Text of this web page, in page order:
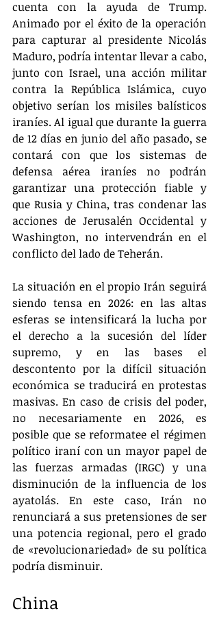
cuenta con la ayuda de Trump.
Animado por el éxito de la operación
para capturar al presidente Nicolás
Maduro, podría intentar llevar a cabo,
junto con Israel, una acción militar
contra la República Islámica, cuyo
objetivo serían los misiles balísticos
iraníes. Al igual que durante la guerra
de 12 días en junio del año pasado, se
contará con que los sistemas de
defensa aérea iraníes no podrán
garantizar una protección fiable y
que Rusia y China, tras condenar las
acciones de Jerusalén Occidental y
Washington, no intervendrán en el
conflicto del lado de Teherán.
La situación en el propio Irán seguirá
siendo tensa en 2026: en las altas
esferas se intensificará la lucha por
el derecho a la sucesión del líder
supremo, y en las bases el
descontento por la difícil situación
económica se traducirá en protestas
masivas. En caso de crisis del poder,
no necesariamente en 2026, es
posible que se reformatee el régimen
político iraní con un mayor papel de
las fuerzas armadas (IRGC) y una
disminución de la influencia de los
ayatolás. En este caso, Irán no
renunciará a sus pretensiones de ser
una potencia regional, pero el grado
de «revolucionariedad» de su política
podría disminuir.
China